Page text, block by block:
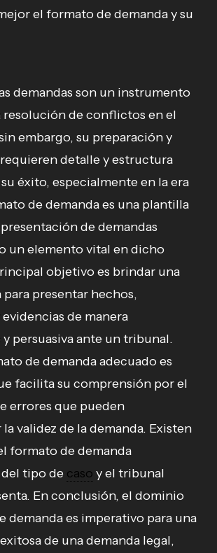
el formato de demanda y su
demandas son un instrumento
resolución de conflictos en el
embargo, su preparación y
detalle y estructura
éxito, especialmente en la era
de demanda es una plantilla
de demandas
un elemento vital en dicho
objetivo es brindar una
presentar hechos,
de manera
persuasiva ante un tribunal.
de demanda adecuado es
facilita su comprensión por el
errores que pueden
validez de la demanda. Existen
formato de demanda
tipo de caso y el tribunal
En conclusión, el dominio
demanda es imperativo para una
de una demanda legal,